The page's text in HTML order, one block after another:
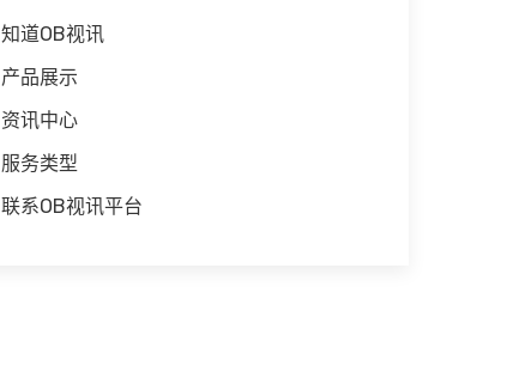
知道OB视讯
产品展示
资讯中心
服务类型
联系OB视讯平台